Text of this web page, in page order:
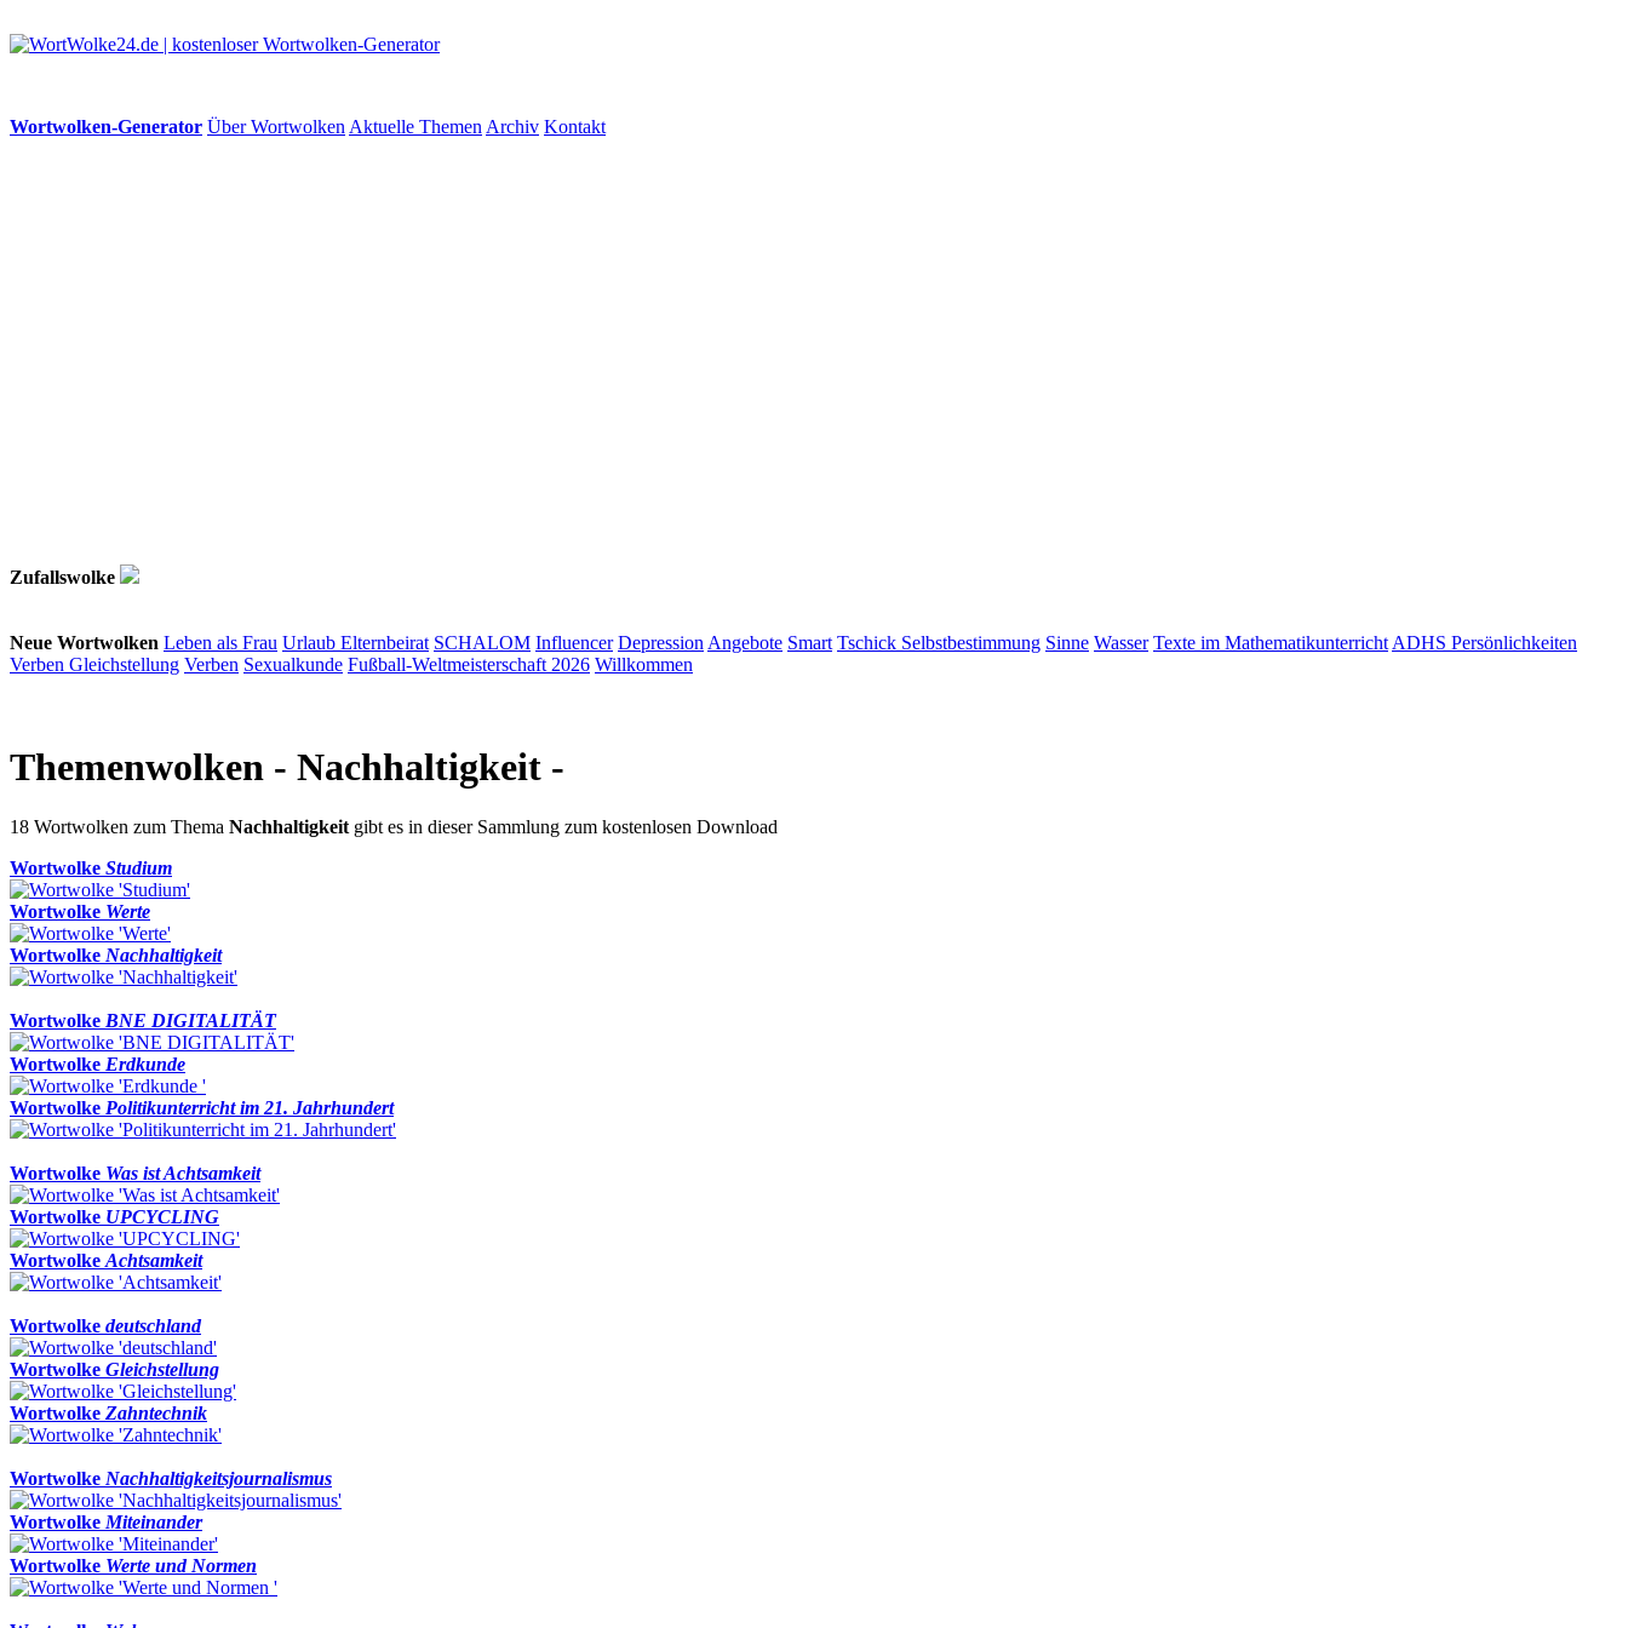
Wortwolken-Generator Über Wortwolken Aktuelle Themen Archiv Kontakt
Zufallswolke
Neue Wortwolken Leben als Frau Urlaub Elternbeirat SCHALOM Influencer Depression Angebote Smart Tschick Selbstbestimmung Sinne Wasser Texte im Mathematikunterricht ADHS Persönlichkeiten
Verben Gleichstellung Verben Sexualkunde Fußball-Weltmeisterschaft 2026 Willkommen
Themenwolken - Nachhaltigkeit -
18 Wortwolken zum Thema Nachhaltigkeit gibt es in dieser Sammlung zum kostenlosen Download
Wortwolke Studium
Wortwolke Werte
Wortwolke Nachhaltigkeit
Wortwolke BNE DIGITALITÄT
Wortwolke Erdkunde
Wortwolke Politikunterricht im 21. Jahrhundert
Wortwolke Was ist Achtsamkeit
Wortwolke UPCYCLING
Wortwolke Achtsamkeit
Wortwolke deutschland
Wortwolke Gleichstellung
Wortwolke Zahntechnik
Wortwolke Nachhaltigkeitsjournalismus
Wortwolke Miteinander
Wortwolke Werte und Normen